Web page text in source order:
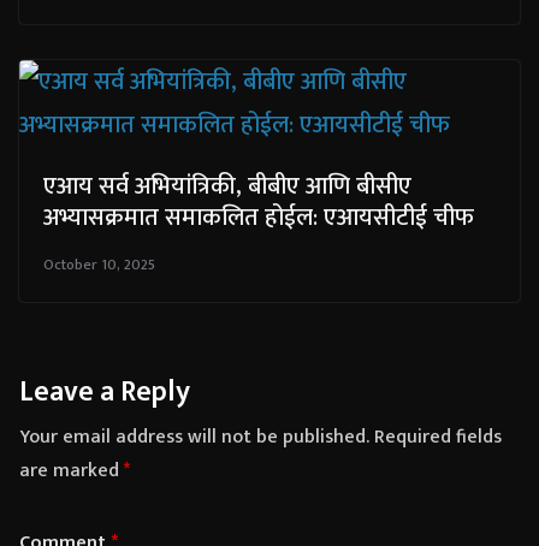
एआय सर्व अभियांत्रिकी, बीबीए आणि बीसीए
अभ्यासक्रमात समाकलित होईल: एआयसीटीई चीफ
October 10, 2025
Leave a Reply
Your email address will not be published.Required fields
are marked*